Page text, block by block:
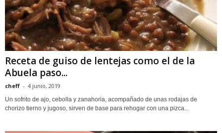
Receta de guiso de lentejas como el de la
Abuela paso...
cheff - 4 junio, 2019
Un sofrito de ajo, cebolla y zanahoria, acompañado de unas rodajas de
chorizo tierno y jugoso, sirven de base para rehogar con una pizca...